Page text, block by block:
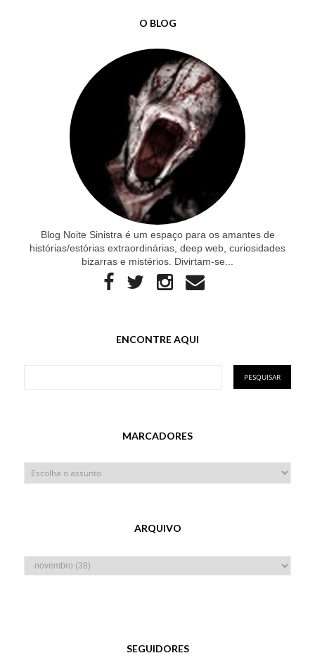
O BLOG
Blog Noite Sinistra é um espaço para os amantes de
histórias/estórias extraordinárias, deep web, curiosidades
bizarras e mistérios. Divirtam-se...
ENCONTRE AQUI
MARCADORES
ARQUIVO
SEGUIDORES